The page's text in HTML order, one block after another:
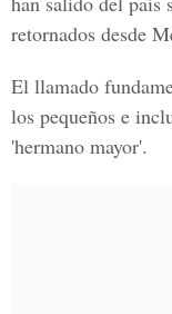
retornados desde
El llamado
los pequeños e
'hermano mayor'.